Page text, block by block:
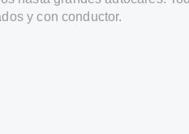
y con conductor.